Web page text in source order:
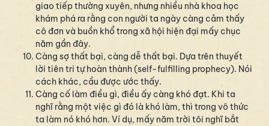
giao tiếp thường xuyên, nhưng nhiều nhà khoa học
khám phá ra rằng con người ta ngày càng cảm thấy
cô đơn và buồn khổ trong xã hội hiện đại mấy chục
năm gần đây.
Càng sợ thất bại, càng dễ thất bại. Dựa trên thuyết
lời tiên tri tự hoàn thành (self-fulfilling prophecy). Nói
cách khác, cầu được ước thấy.
Càng cố làm điều gì, điều ấy càng khó đạt. Khi ta
nghĩ rằng một việc gì đó là khó làm, thì trong vô thức
ta làm nó khó hơn. Ví dụ, mấy năm trời tôi nghĩ bắt